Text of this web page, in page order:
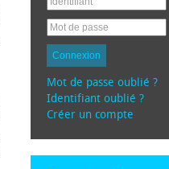
Connexion
Mot de passe oublié ?
Identifiant oublié ?
Créer un compte